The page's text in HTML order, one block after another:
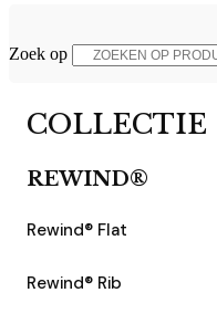
Zoek op
COLLECTIE
REWIND®
Rewind® Flat
Rewind® Rib